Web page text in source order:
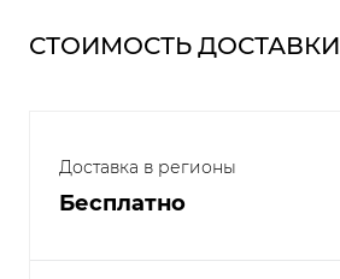
СТОИМОСТЬ ДОСТАВКИ
Доставка в регионы
Бесплатно